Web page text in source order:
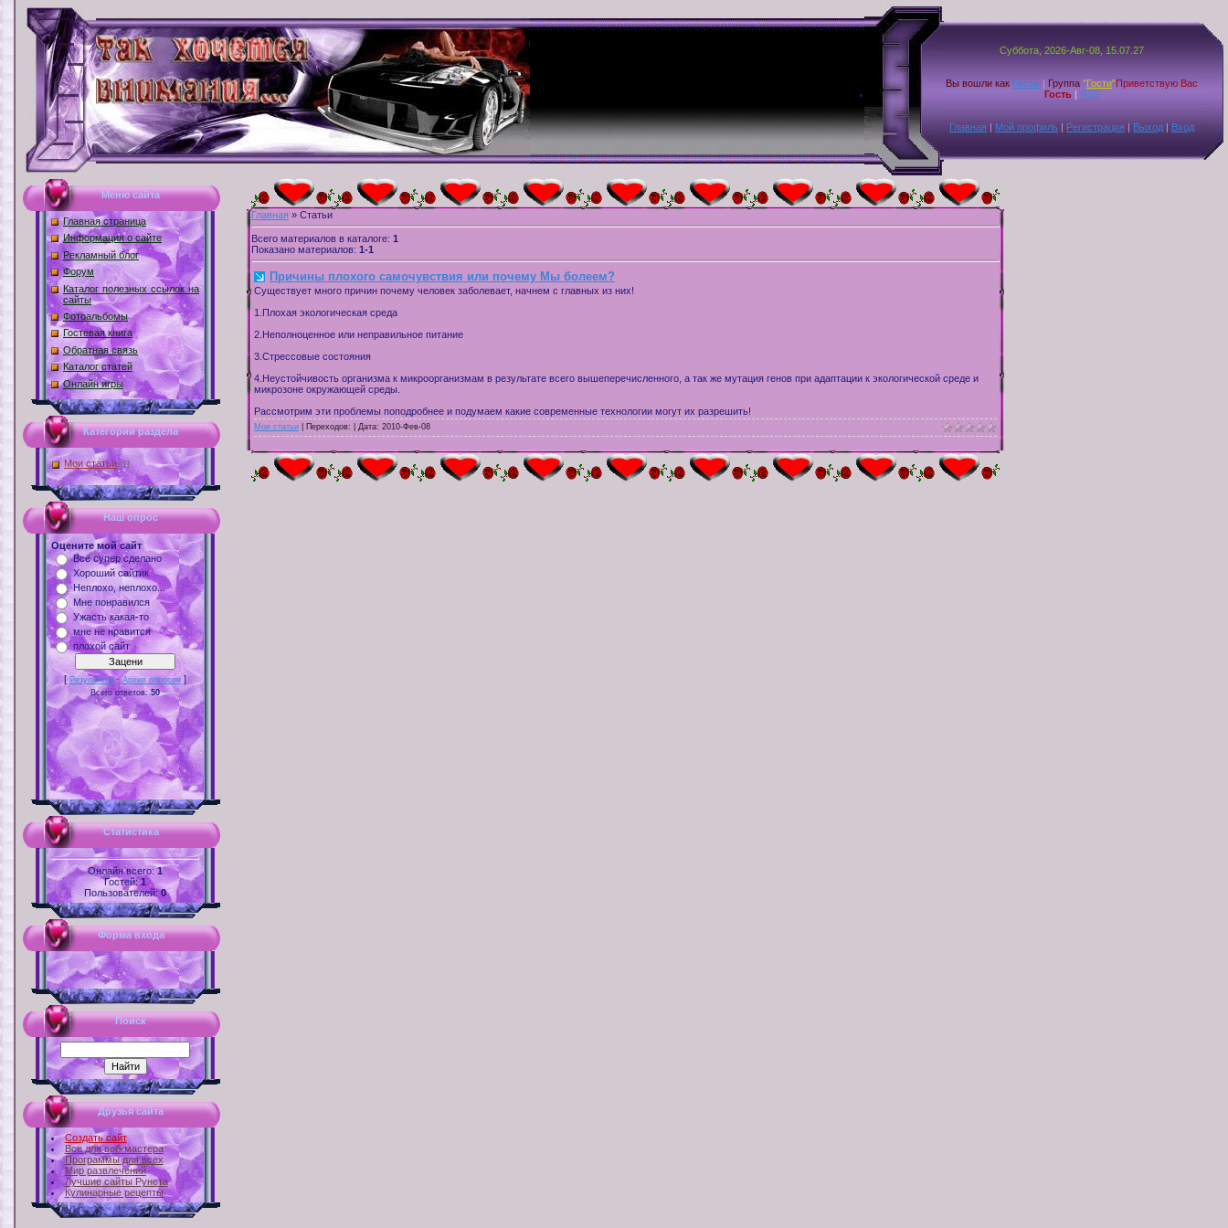
.
Суббота, 2026-Авг-08, 15.07.27
Вы вошли как Гость | Группа "Гости"Приветствую Вас
Гость| RSS
Главная | Мой профиль | Регистрация | Выход | Вход
Меню сайта
Главная страница
Информация о сайте
Рекламный блог
Форум
Каталог полезных ссылок на
сайты
Фотоальбомы
Гостевая книга
Обратная связь
Каталог статей
Онлайн игры
Категории раздела
Мои статьи [1]
Наш опрос
Оцените мой сайт
Всё супер сделано
Хороший сайтик
Неплохо, неплохо...
Мне понравился
Ужасть какая-то
мне не нравится
плохой сайт
[Результаты·Архив опросов ]
Всего ответов:50
Статистика
Онлайн всего:1
Гостей:1
Пользователей:0
Форма входа
Главная » Статьи
Всего материалов в каталоге: 1
Показано материалов: 1-1
Причины плохого самочувствия или почему Мы болеем?
Существует много причин почему человек заболевает, начнем с главных из них!
1.Плохая экологическая среда
2.Неполноценное или неправильное питание
3.Стрессовые состояния
4.Неустойчивость организма к микроорганизмам в результате всего вышеперечисленного, а так же мутация генов при адаптации к экологической среде и
микрозоне окружающей среды.
Рассмотрим эти проблемы поподробнее и подумаем какие современные технологии могут их разрешить!
Мои статьи | Переходов: | Дата: 2010-Фев-08
Поиск
Друзья сайта
Создать сайт
Все для веб-мастера
Программы для всех
Мир развлечений
Лучшие сайты Рунета
Кулинарные рецепты